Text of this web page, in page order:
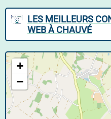
LES MEILLEURS
WEB À CHAUVÉ
+
−